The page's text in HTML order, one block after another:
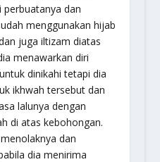
dan
menggunakan hijab
juga iltizam diatas
menawarkan diri
dinikahi tetapi dia
ikhwah tersebut dan
lalunya dengan
di atas kebohongan.
dan
dia menirima